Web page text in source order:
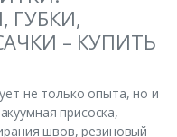
ГУБКИ,
– КУПИТЬ
не только опыта, но и
присоска,
швов, резиновый